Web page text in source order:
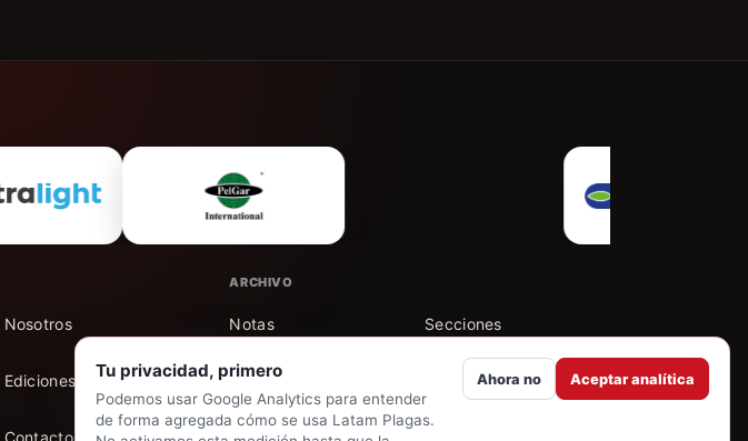
Tu privacidad, primero
Podemos usar Google Analytics para entender
de forma agregada cómo se usa Latam Plagas.
Ahora no Aceptar analítica
Nosotros
Ediciones
ARCHIVO
Notas Secciones
Autores Buscar en el archivo